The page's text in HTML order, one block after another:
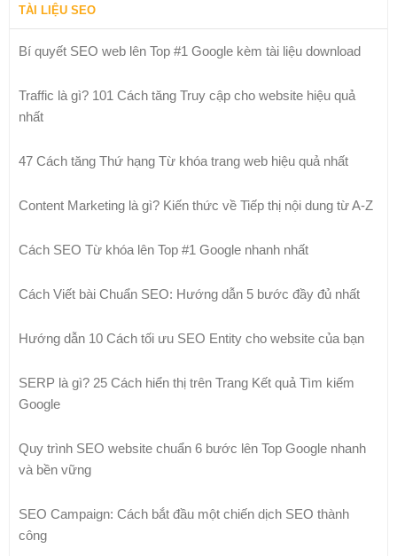
TÀI LIỆU SEO
Bí quyết SEO web lên Top #1 Google kèm tài liệu download
Traffic là gì? 101 Cách tăng Truy cập cho website hiệu quả
nhất
47 Cách tăng Thứ hạng Từ khóa trang web hiệu quả nhất
Content Marketing là gì? Kiến thức về Tiếp thị nội dung từ A-Z
Cách SEO Từ khóa lên Top #1 Google nhanh nhất
Cách Viết bài Chuẩn SEO: Hướng dẫn 5 bước đầy đủ nhất
Hướng dẫn 10 Cách tối ưu SEO Entity cho website của bạn
SERP là gì? 25 Cách hiển thị trên Trang Kết quả Tìm kiếm
Google
Quy trình SEO website chuẩn 6 bước lên Top Google nhanh
và bền vững
SEO Campaign: Cách bắt đầu một chiến dịch SEO thành
công